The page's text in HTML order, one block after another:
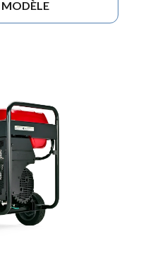
MODÈLE